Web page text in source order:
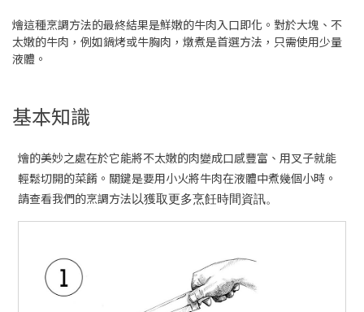
燴這種烹調方法的最終結果是鮮嫩的牛肉入口即化。對於大塊、不
太嫩的牛肉，例如鍋烤或牛胸肉，燉煮是首選方法，只需使用少量
液體。
基本知識
燴的美妙之處在於它能將不太嫩的肉變成口感豐富、用叉子就能
輕鬆切開的菜餚。關鍵是要用小火將牛肉在液體中煮幾個小時。
請查看我們的烹調方法以獲取更多烹飪時間資訊。